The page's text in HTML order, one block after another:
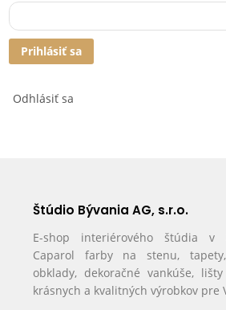
Prihlásiť sa
Odhlásiť sa
Štúdio Bývania AG, s.r.o.
E-shop interiérového štúdia v
Caparol farby na stenu,
obklady, dekoračné vankúše,
krásnych a kvalitných výrobkov pre